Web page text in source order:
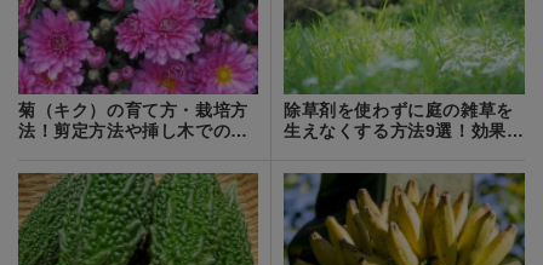
菊（キク）の育て方・栽培方
法！剪定方法や挿し木での増
除草剤を使わずに庭の雑草を
生えなくする方法9選！効果的